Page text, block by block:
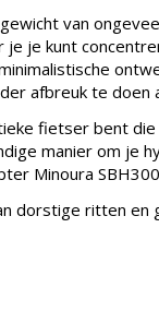
van
je je kunt
afbreuk te doen
fietser bent
manier om je
Minoura
dorstige ritten en